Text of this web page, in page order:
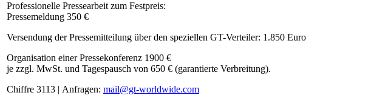
Professionelle Pressearbeit zum Festpreis:
Pressemeldung 350 €
Versendung der Pressemitteilung über den speziellen GT-Verteiler: 1.850 Euro
Organisation einer Pressekonferenz 1900 €
je zzgl. MwSt. und Tagespausch von 650 € (garantierte Verbreitung).
Chiffre 3113 | Anfragen: mail@gt-worldwide.com